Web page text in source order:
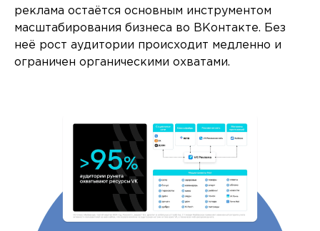
реклама остаётся основным инструментом
масштабирования бизнеса во ВКонтакте. Без
неё рост аудитории происходит медленно и
ограничен органическими охватами.